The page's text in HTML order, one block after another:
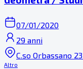
07/01/2020
29 anni
C.so Orbassano
Altro